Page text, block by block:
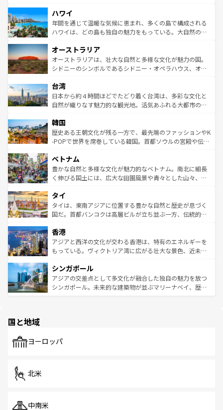
ば市内交通費無料で観光を楽しむこともできる。 なお、新
着のスイス情報はコンテンツ一覧 を参照してほしい。
のような巨大都市は、観光、ショッピング、エンターテイ
ンメントが詰まった刺激的なスポットだ。一方、アメリカ
西部には大自然が広がり、グランドキャニオンやイエロー
部のニューオーリンズでは、音楽と美食が融合した独特の
文化が魅力。旅行者はアメリカの各地域で異なる魅力を楽
しみながら、その多様性と豊かな歴史を感じることができ
ならではの贅沢な旅のスタイルだ。 なお、新着のアメリカ
情報はコンテンツ一覧を参照してほしい。
ハワイ
年間を通じて温暖な気候に恵まれ、多くの島で構成される
ハワイは、どの島も独自の魅力をもっている。大自然の神
ワイ島は見逃せない。また、定番の観光地といえばオアフ
島だが、静かな自然を求めるならマウイ島やカウアイ島が
おすすめ。エメラルドグリーンに輝く海をはじめ、豊かな
れるおもてなしの心で訪れる人々を迎えてくれるハワイの
人々、おいしいローカルフードやハワイアンミュージッ
ク、伝統的なフラダンスなど、すべてがハワイの魅力を彩
ワイを、存分に味わってほしい。 なお、新着のハワイ情報
はコンテンツ一覧を参照してほしい。
オーストラリア
オーストラリアは、壮大な自然と多様な文化が魅力の国。
シドニーのシンボルであるシドニー・オペラハウス、オー
リアリーフや大陸中央部にそびえるウルル（エアーズロッ
ク）、タスマニアの美しい原生林やケアンズの熱帯雨林な
ど、見どころがたくさん。また、カフェやワイン、オージ
いる。アクティビティも充実しており、サーフィンやダイ
ビング、ハイキングなど、アウトドア好きにはたまらな
い。オーストラリアの多彩な魅力を存分に味わいつくそ
参照してほしい。
台湾
日本から約４時間ほどでたどり着く台湾は、多彩な文化と
自然が織りなす魅力的な観光地。活気あふれる大都市の台
ン）、静ひつな山岳地帯である台湾東部など、都市の喧騒
と山間の静けさが共存しており、訪れる人に新しい発見と
驚きをもたらしてくれる。また、奥深い台湾の食文化も魅
容にもいいと評判のスイーツなど、バラエティ豊かな料理
が味わえる。 なお、新着の台湾情報は コンテンツ一覧を参
照してほしい。
韓国
歴史ある王朝文化が残る一方で、最先端のファッションやK
-POPで世界を席巻している韓国。首都ソウルの宮殿や伝統
き、地方に足を延ばせば四季折々の自然美を楽しむことが
できる。そして、キムチや焼肉、絶品のストリートフード
まで、さまざまな韓国料理が待っている。夜には、韓国な
リティに包まれながら、韓国の多彩な魅力を心ゆくまで味
わってみてほしい。 なお、新着の韓国情報はコンテンツ一
覧を参照してほしい。
ベトナム
豊かな自然と多様な文化が魅力的なベトナム。南北に細長
く伸びる国土には、広大な田園風景や青々とした山々、世
急速な発展と共に伝統が息づく。ハノイの古い町並みやホ
ーチミン市のフランス統治時代の建物も、独特の雰囲気を
醸し出している。また、バラエティの豊かさとおいしさで
とつ。フォーやバインミー、ベトナムコーヒーなどは、ぜ
ひ現地で味わいたい。どの地域を訪れてもあたたかい人々
が旅行者を迎えてくれるので、きっと忘れられない旅にな
参照してほしい。
タイ
タイは、東南アジアに位置する豊かな自然と歴史が息づく
国だ。首都バンコクは高層ビルが立ち並ぶ一方、伝統的な
の活気が交差している。北部ではチェンマイなどの山岳地
帯で自然と触れ合い、南部ではプーケットやクラビの美し
いビーチでリゾート気分を楽しむことができる。タイ料理
激する。気候は一年中温暖で、どの季節にも異なる楽しみ
が待っている。親しみやすいタイの人々、仏教を中心とし
た文化、そして多様な観光資源が、訪れる旅人を魅了し続
香港
アジアと西洋の文化が交わる香港は、特有のエネルギーを
もっている。ヴィクトリア湾に広がる壮大な景色、近未来
み、どこを訪れても感動するはず。観光スポットが密集し
ており、効率よく見どころを回れるのも魅力。息をのむよ
うな絶景から文化的な体験まで、香港を存分に楽しみ尽く
シンガポール
アジアの交差点として多文化が融合した独自の魅力を放つ
シンガポール。未来的な建築物が並ぶマリーナベイ、歴史
で、ホーカーズは地元の風情を楽しめる外せないスポット
国と地域
ヨーロッパ
北米
中南米